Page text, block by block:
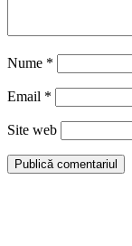
Nume *
Email *
Site web